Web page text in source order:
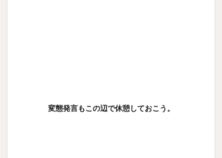
変態発言もこの辺で休憩しておこう。